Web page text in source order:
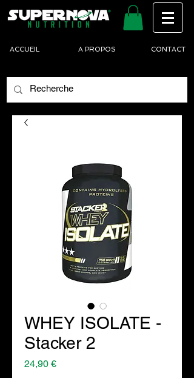
ACCUEIL A PROPOS CONTACT
WHEY ISOLATE -
Stacker 2
24,90 €Prix